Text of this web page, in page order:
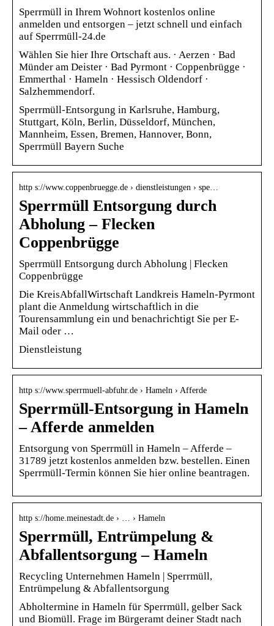
Sperrmüll in Ihrem Wohnort kostenlos online
anmelden und entsorgen – jetzt schnell und einfach
auf Sperrmüll-24.de
Wählen Sie hier Ihre Ortschaft aus. · Aerzen · Bad
Münder am Deister · Bad Pyrmont · Coppenbrügge ·
Emmerthal · Hameln · Hessisch Oldendorf ·
Salzhemmendorf.
Sperrmüll-Entsorgung in Karlsruhe, Hamburg,
Stuttgart, Köln, Berlin, Düsseldorf, München,
Mannheim, Essen, Bremen, Hannover, Bonn,
Sperrmüll Bayern Suche
http s://www.coppenbruegge.de › dienstleistungen › spe…
Sperrmüll Entsorgung durch
Abholung – Flecken
Coppenbrügge
Sperrmüll Entsorgung durch Abholung | Flecken
Coppenbrügge
Die KreisAbfallWirtschaft Landkreis Hameln-Pyrmont
plant die Anmeldung wirtschaftlich in die
Tourensammlung ein und benachrichtigt Sie per E-
Mail oder …
Dienstleistung
http s://www.sperrmuell-abfuhr.de › Hameln › Afferde
Sperrmüll-Entsorgung in Hameln
– Afferde anmelden
Entsorgung von Sperrmüll in Hameln – Afferde –
31789 jetzt kostenlos anmelden bzw. bestellen. Einen
Sperrmüll-Termin können Sie hier online beantragen.
http s://home.meinestadt.de › … › Hameln
Sperrmüll, Entrümpelung &
Abfallentsorgung – Hameln
Recycling Unternehmen Hameln | Sperrmüll,
Entrümpelung & Abfallentsorgung
Abholtermine in Hameln für Sperrmüll, gelber Sack
und Biomüll. Frage im Bürgeramt deiner Stadt nach